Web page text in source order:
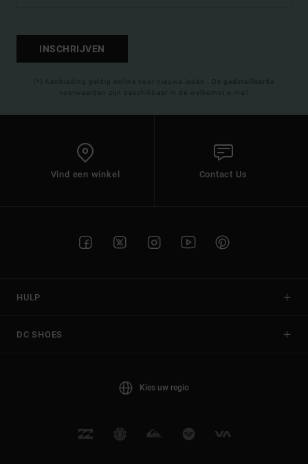
INSCHRIJVEN
(*) Aanbieding geldig online voor nieuwe leden - De gedetailleerde
voorwaarden zijn beschikbaar in de welkomst e-mail
Vind een winkel Contact Us
HULP
DC SHOES
Kies uw regio